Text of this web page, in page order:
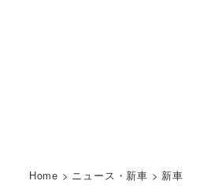
Home > ニュース・新車 > 新車